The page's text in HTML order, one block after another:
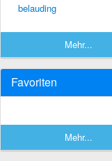
belauding
Mehr...
Favoriten
Mehr...